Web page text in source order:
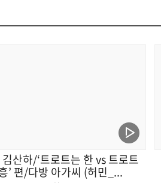
산하/‘트로트는 한 vs 트로트
’ 편/다방 아가씨 (허민_...